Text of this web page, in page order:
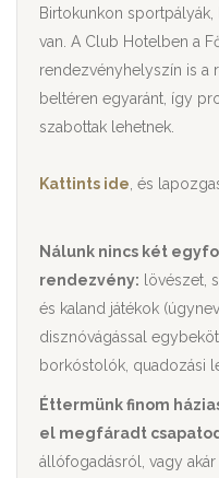
Birtokunkon
van. A Club Hotelben a
rendezvényhelyszín is a
beltéren egyaránt, így
szabottak lehetnek.
Kattints ide , és
Nálunk nincs két
rendezvény: lövészet,
és kaland játékok
disznóvágással
borkóstolók, quadozási
Éttermünk finom
el megfáradt
állófogadásról, vagy